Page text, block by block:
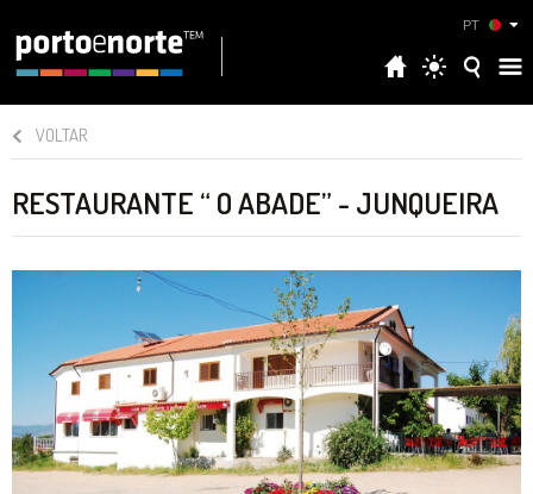
PT
VOLTAR
RESTAURANTE “ O ABADE” - JUNQUEIRA